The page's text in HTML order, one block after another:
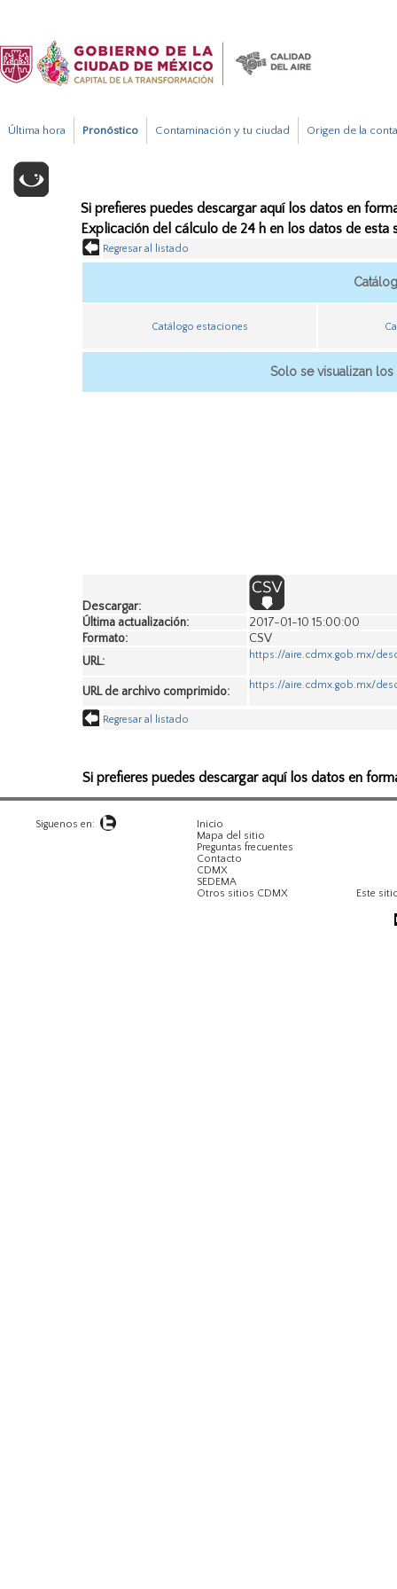
Última hora Pronóstico Contaminación y tu ciudad Origen de la
Si prefieres puedes descargar aquí los datos en
Explicación del cálculo de 24 h en los datos de esta
Regresar al listado
Catálogo estaciones
Solo se visualizan
Descargar:
Última actualización:
2017-01-10 15:00:00
Formato:
CSV
URL:
https://aire.cdmx.gob.mx/
URL de archivo comprimido: https://aire.cdmx.gob.mx/
Regresar al listado
Si prefieres puedes descargar aquí los datos en
Siguenos en:
Inicio
Mapa del sitio
Preguntas frecuentes
Contacto
CDMX
SEDEMA
Otros sitios CDMX
Este